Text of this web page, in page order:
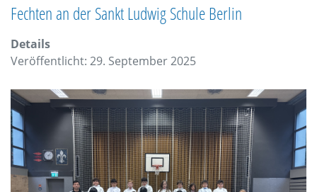
Fechten an der Sankt Ludwig Schule Berlin
Details
Veröffentlicht: 29. September 2025